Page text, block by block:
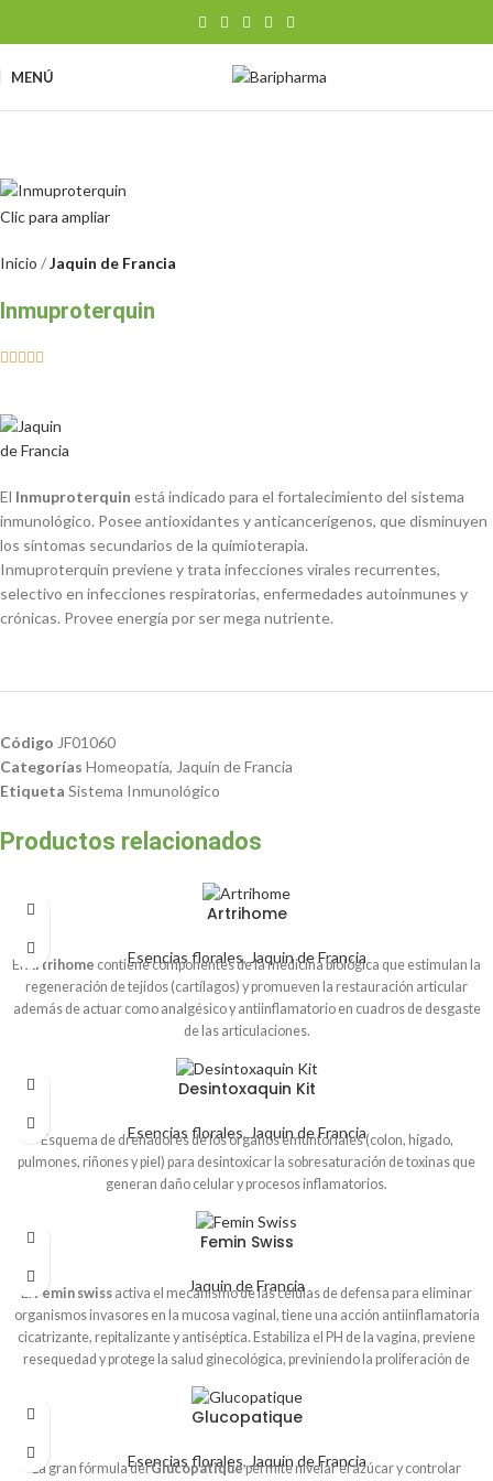
MENÚ
Clic para ampliar
Inicio Jaquin de Francia
Inmuproterquin
    
El Inmuproterquin está indicado para el fortalecimiento del sistema
inmunológico. Posee antioxidantes y anticancerígenos, que disminuyen
los síntomas secundarios de la quimioterapia.
Inmuproterquin previene y trata infecciones virales recurrentes,
selectivo en infecciones respiratorias, enfermedades autoinmunes y
crónicas. Provee energía por ser mega nutriente.
Código JF01060
Categorías Homeopatía, Jaquin de Francia
Etiqueta Sistema Inmunológico
Productos relacionados
Artrihome
Esencias florales, Jaquin de Francia
El Artrihome contiene componentes de la medicina biológica que estimulan la
regeneración de tejidos (cartílagos) y promueven la restauración articular
además de actuar como analgésico y antiinflamatorio en cuadros de desgaste
de las articulaciones.
Desintoxaquin Kit
Esencias florales, Jaquin de Francia
Esquema de drenadores de los órganos emuntoriales (colon, hígado,
pulmones, riñones y piel) para desintoxicar la sobresaturación de toxinas que
generan daño celular y procesos inflamatorios.
Femin Swiss
Jaquin de Francia
El Femin swiss activa el mecanismo de las células de defensa para eliminar
organismos invasores en la mucosa vaginal, tiene una acción antiinflamatoria
cicatrizante, repitalizante y antiséptica. Estabiliza el PH de la vagina, previene
resequedad y protege la salud ginecológica, previniendo la proliferación de
Glucopatique
Esencias florales, Jaquin de Francia
La gran fórmula delGlucopatiquepermite nivelar el azúcar y controlar